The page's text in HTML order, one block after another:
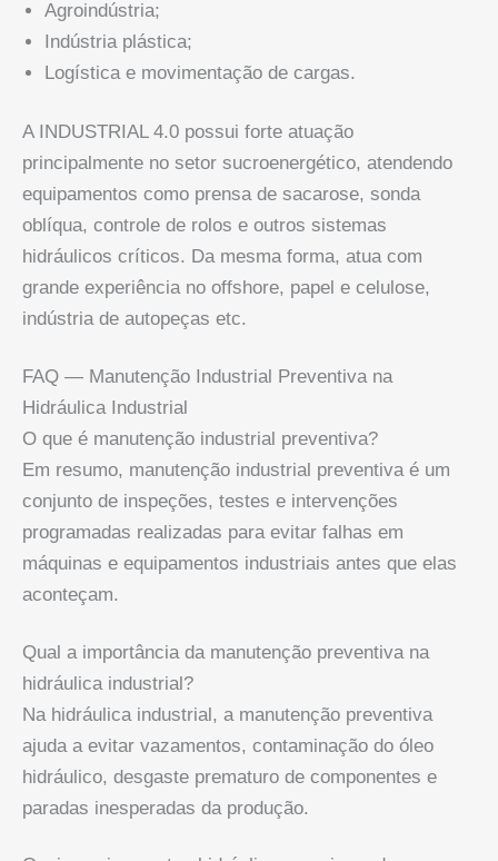
Agroindústria;
Indústria plástica;
Logística e movimentação de cargas.
A INDUSTRIAL 4.0 possui forte atuação
principalmente no setor sucroenergético, atendendo
equipamentos como prensa de sacarose, sonda
oblíqua, controle de rolos e outros sistemas
hidráulicos críticos. Da mesma forma, atua com
grande experiência no offshore, papel e celulose,
indústria de autopeças etc.
FAQ — Manutenção Industrial Preventiva na
Hidráulica Industrial
O que é manutenção industrial preventiva?
Em resumo, manutenção industrial preventiva é um
conjunto de inspeções, testes e intervenções
programadas realizadas para evitar falhas em
máquinas e equipamentos industriais antes que elas
aconteçam.
Qual a importância da manutenção preventiva na
hidráulica industrial?
Na hidráulica industrial, a manutenção preventiva
ajuda a evitar vazamentos, contaminação do óleo
hidráulico, desgaste prematuro de componentes e
paradas inesperadas da produção.